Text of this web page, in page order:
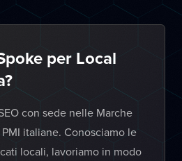
per Local
con sede nelle Marche
italiane. Conosciamo le
locali, lavoriamo in modo